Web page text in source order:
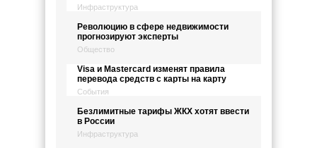
Инфраструктура
Революцию в сфере недвижимости
прогнозируют эксперты
Общество
Visa и Mastercard изменят правила
перевода средств с карты на карту
События
Безлимитные тарифы ЖКХ хотят ввести
в России
Инфраструктура